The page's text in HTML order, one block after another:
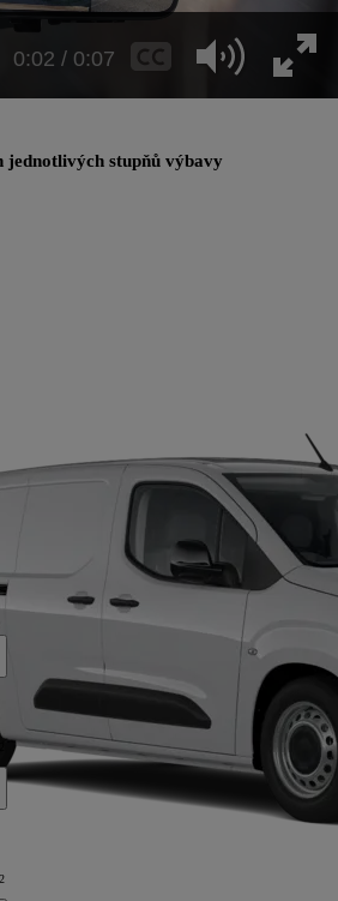
0:06 / 0:07
jednotlivých stupňů výbavy